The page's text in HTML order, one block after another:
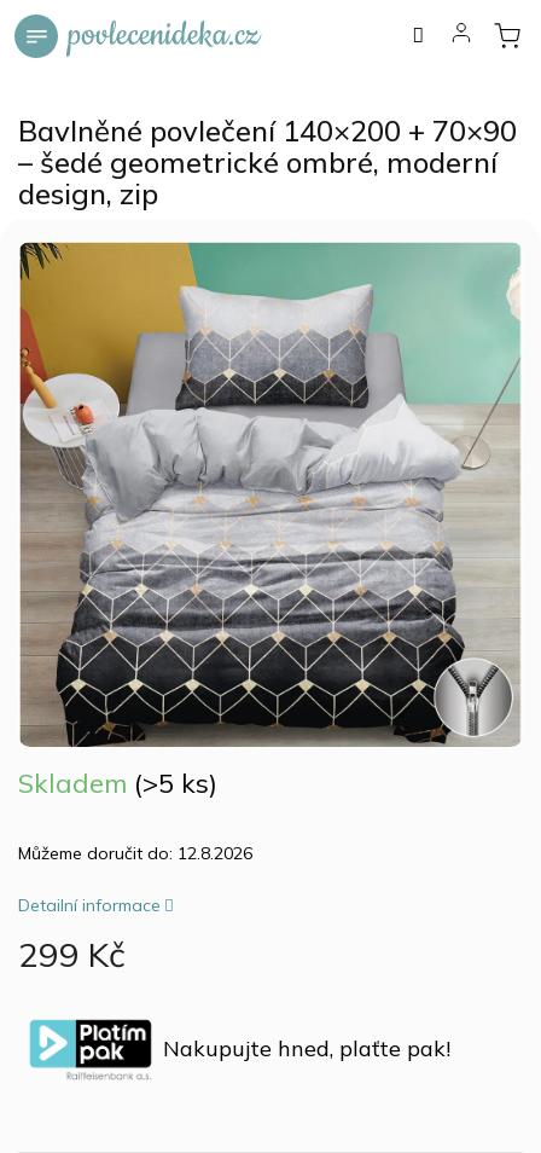
Přejít
na
Bavlněné povlečení 140×200 + 70×90
– šedé geometrické ombré, moderní
design, zip
299 Kč
cena:
Nakupujte hned, plaťte pak!
Skladem (>5 ks)
Můžeme doručit do: 12.8.2026
Detailní informace